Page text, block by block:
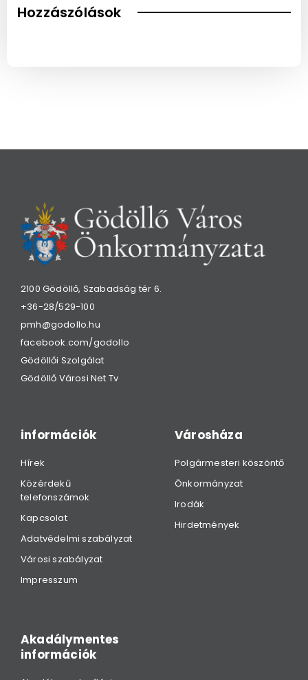
Hozzászólások
2100 Gödöllő, Szabadság tér 6.
+36-28/529-100
pmh@godollo.hu
facebook.com/godollo
Gödöllői Szolgálat
Gödöllő Városi Net Tv
információk
Hírek
Közérdekű
telefonszámok
Kapcsolat
Adatvédelmi szabályzat
Városi szabályzat
Impresszum
Városháza
Polgármesteri köszöntő
Önkormányzat
Irodák
Hirdetmények
Akadálymentes
információk